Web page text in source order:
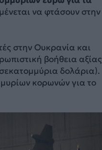
να φτάσουν στην
στην Ουκρανία και
βοήθεια αξίας
δολάρια).
κορωνών για το